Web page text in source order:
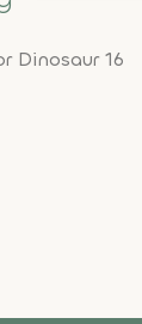
Dinosaur 16